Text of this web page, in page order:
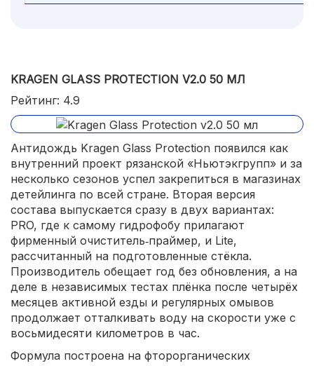
KRAGEN GLASS PROTECTION V2.0 50 МЛ
Рейтинг: 4.9
Антидождь Kragen Glass Protection появился как
внутренний проект рязанской «Ньютэкгрупп» и за
несколько сезонов успел закрепиться в магазинах
детейлинга по всей стране. Вторая версия
состава выпускается сразу в двух вариантах:
PRO, где к самому гидрофобу прилагают
фирменный очиститель‑праймер, и Lite,
рассчитанный на подготовленные стёкла.
Производитель обещает год без обновления, а на
деле в независимых тестах плёнка после четырёх
месяцев активной езды и регулярных омывов
продолжает отталкивать воду на скорости уже с
восьмидесяти километров в час.
Формула построена на фторорганических